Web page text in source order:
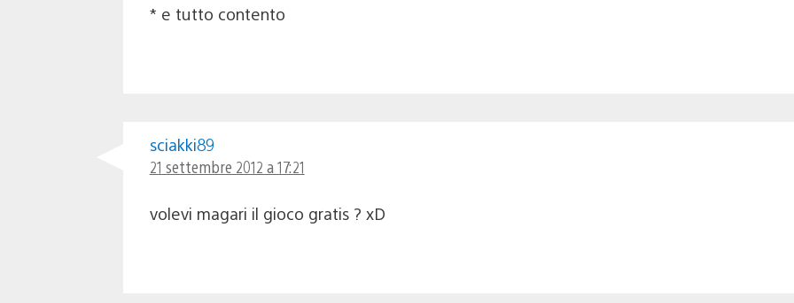
* e tutto contento
sciakki89
21 settembre 2012 a 17:21
volevi magari il gioco gratis ? xD